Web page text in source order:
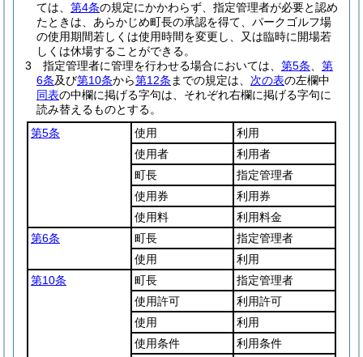
ては、 第4条の規定にかかわらず、指定管理者が必要と認め
たときは、あらかじめ町長の承認を得て、パークゴルフ場
の使用期間若しくは使用時間を変更し、又は臨時に開場若
しくは休場することができる。
3
指定管理者に管理を行わせる場合においては、 第5条
第
6条及び第10条から第12条 までの規定は、 次の表の左欄中
同表の中欄に掲げる字句は、それぞれ右欄に掲げる字句に
読み替えるものとする。
第5条
使用
利用
使用者
利用者
町長
指定管理者
使用券
利用券
使用料
利用料金
第6条
町長
指定管理者
使用
利用
第10条
町長
指定管理者
使用許可
利用許可
使用
利用
使用条件
利用条件